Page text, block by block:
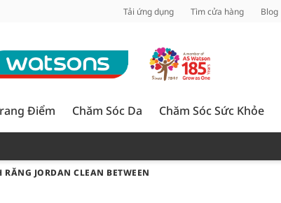
Chí Minh Tải ứng dụng Tìm cửa hàng Blog
Điểm Chăm Sóc Da Chăm Sóc Sức Khỏe
JORDAN CLEAN BETWEEN